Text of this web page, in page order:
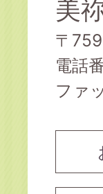
美
〒
電話
ファ